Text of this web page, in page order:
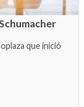
que inició